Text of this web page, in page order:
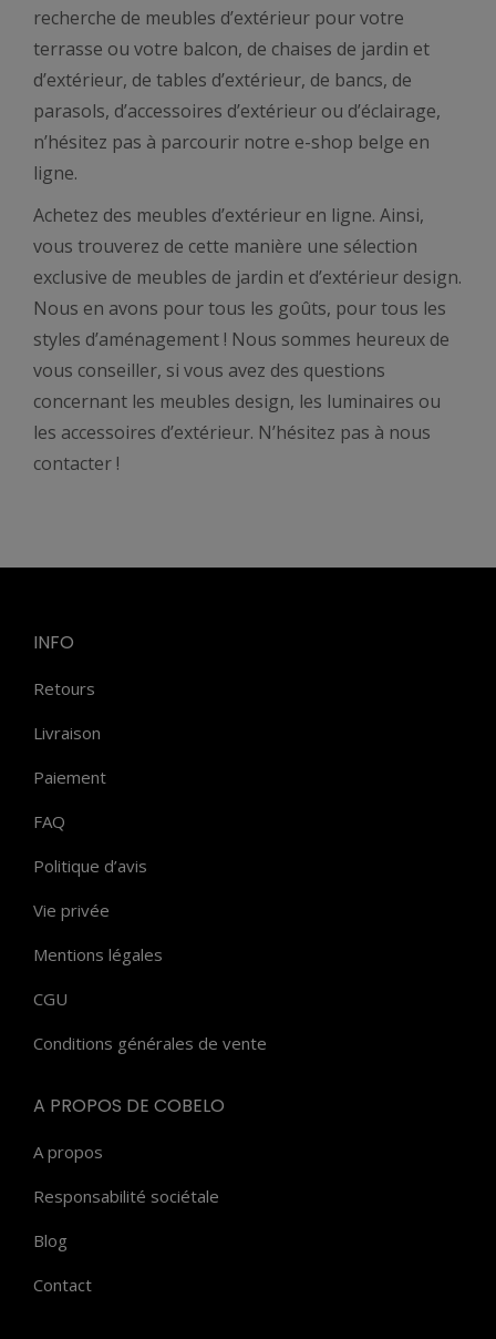
recherche de meubles d’extérieur pour votre
terrasse ou votre balcon, de chaises de jardin et
d’extérieur, de tables d’extérieur, de bancs, de
parasols, d’accessoires d’extérieur ou d’éclairage,
n’hésitez pas à parcourir notre e-shop belge en
ligne.
Achetez des meubles d’extérieur en ligne. Ainsi,
vous trouverez de cette manière une sélection
exclusive de meubles de jardin et d’extérieur design.
Nous en avons pour tous les goûts, pour tous les
styles d’aménagement ! Nous sommes heureux de
vous conseiller, si vous avez des questions
concernant les meubles design, les luminaires ou
les accessoires d’extérieur. N’hésitez pas à nous
contacter !
INFO
Retours
Livraison
Paiement
FAQ
Politique d’avis
Vie privée
Mentions légales
CGU
Conditions générales de vente
A PROPOS DE COBELO
A propos
Responsabilité sociétale
Blog
Contact